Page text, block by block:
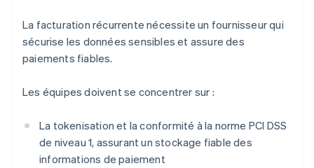
La facturation récurrente nécessite un fournisseur qui
sécurise les données sensibles et assure des
paiements fiables.
Les équipes doivent se concentrer sur :
La tokenisation et la conformité à la norme PCI DSS
de niveau 1, assurant un stockage fiable des
informations de paiement